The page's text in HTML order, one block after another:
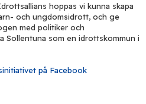
hoppas vi kunna skapa
och ungdomsidrott, och ge
med politiker och
Sollentuna som en idrottskommun i
på Facebook